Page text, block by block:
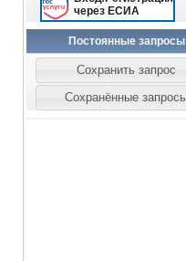
через ЕСИА
Постоянные запросы